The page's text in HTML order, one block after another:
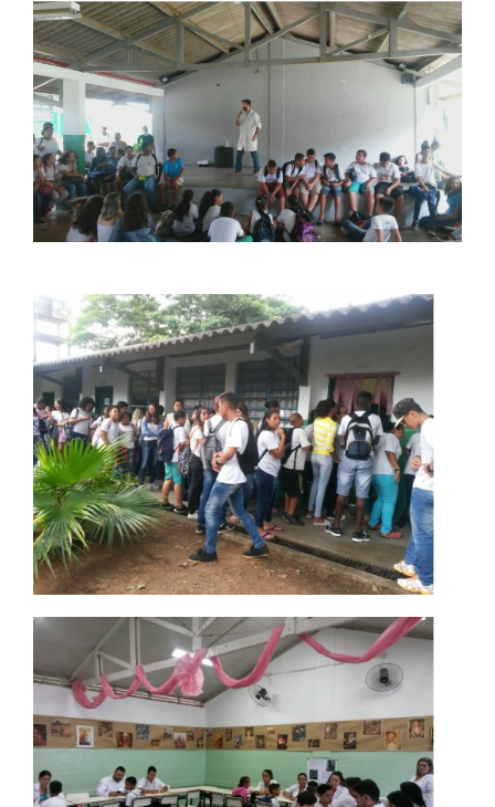
REGIMENTOS
REGULAMENTOS
LOGIN
WEBMAIL
PORTAL DE PROFESSORES/ACADÊMICO
UNIESP
CONTATO
IMPRENSA
TRABALHE CONOSCO
OUVIDORIA